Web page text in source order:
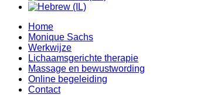
Home
Monique Sachs
Werkwijze
Lichaamsgerichte therapie
Massage en bewustwording
Online begeleiding
Contact